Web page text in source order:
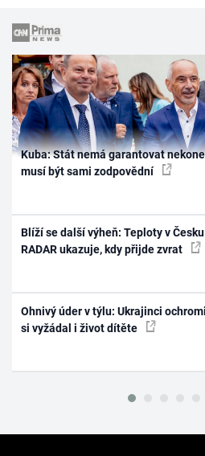
Kuba: Stát nemá garantovat
musí být sami zodpovědní
Blíží se další výheň: Teploty v
RADAR ukazuje, kdy přijde zvrat
Ohnivý úder v týlu: Ukrajinci
si vyžádal i život dítěte